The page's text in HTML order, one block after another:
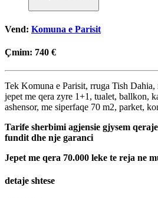
Vend: Komuna e Parisit
Çmim: 740 €
Tek Komuna e Parisit, rruga Tish
jepet me qera zyre 1+1, tualet, ballkon,
ashensor, me siperfaqe 70 m2, parket,
Tarife sherbimi agjensie gjysem
fundit dhe nje garanci
Jepet me qera 70.000 leke te reja ne
detaje shtese